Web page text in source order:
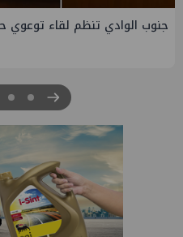
التخطيط والبترول